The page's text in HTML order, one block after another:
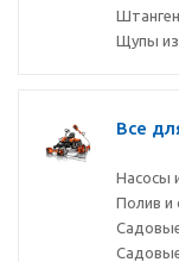
Щупы
Все
Насосы
Полив и